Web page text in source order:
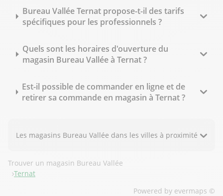
Bureau Vallée Ternat propose-t-il des tarifs
spécifiques pour les professionnels ?
Quels sont les horaires d'ouverture du
magasin Bureau Vallée à Ternat ?
Est-il possible de commander en ligne et de
retirer sa commande en magasin à Ternat ?
Les magasins Bureau Vallée dans les villes à proximité
Trouver un magasin Bureau Vallée
Ternat
Powered by evermaps ©